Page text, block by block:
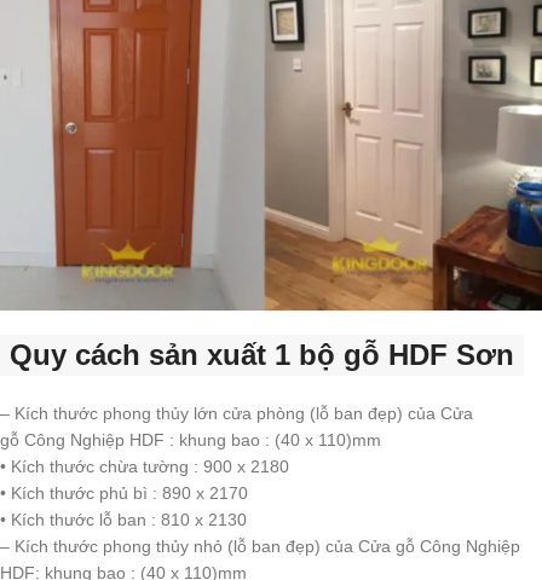
Quy cách sản xuất 1 bộ gỗ HDF Sơn
– Kích thước phong thủy lớn cửa phòng (lỗ ban đẹp) của Cửa
gỗ Công Nghiệp HDF : khung bao : (40 x 110)mm
• Kích thước chừa tường : 900 x 2180
• Kích thước phủ bì : 890 x 2170
• Kích thước lỗ ban : 810 x 2130
– Kích thước phong thủy nhỏ (lỗ ban đẹp) của Cửa gỗ Công Nghiệp
HDF: khung bao : (40 x 110)mm